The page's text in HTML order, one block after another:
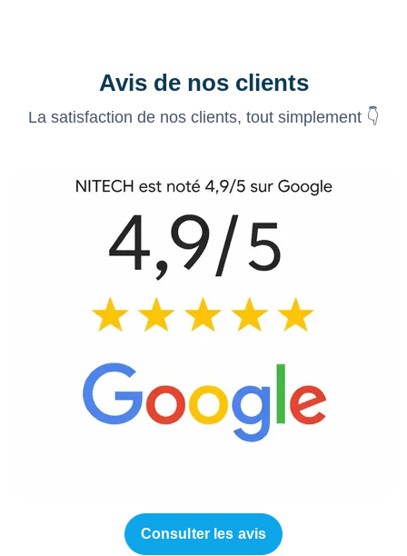
Avis de nos clients
La satisfaction de nos clients, tout simplement 👇
Consulter les avis